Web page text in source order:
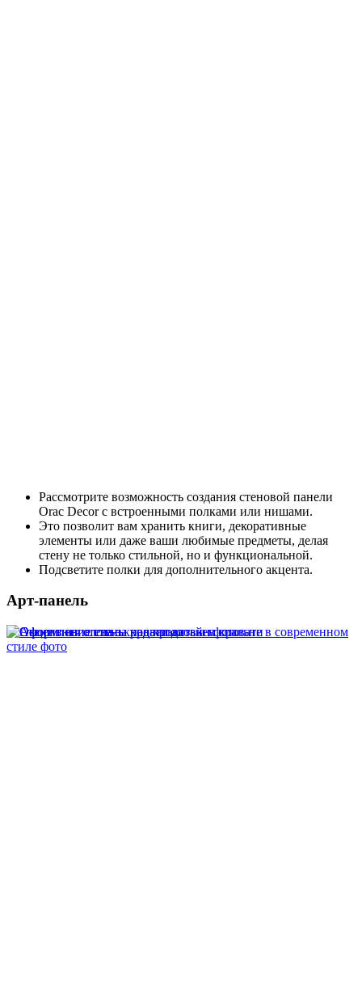
Рассмотрите возможность создания стеновой панели
Orac Decor с встроенными полками или нишами.
Это позволит вам хранить книги, декоративные
элементы или даже ваши любимые предметы, делая
стену не только стильной, но и функциональной.
Подсветите полки для дополнительного акцента.
Арт-панель